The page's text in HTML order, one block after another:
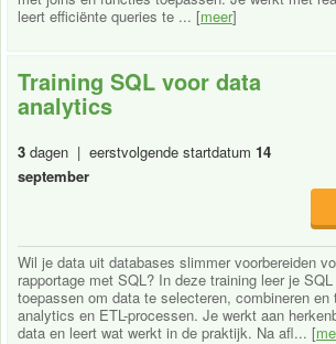
leert efficiënte queries te ... [meer]
Training SQL voor data
analytics
3 dagen | eerstvolgende startdatum 14
september
Wil je data uit databases slimmer voorbereiden
rapportage met SQL? In deze training leer je
toepassen om data te selecteren, combineren en
analytics en ETL-processen. Je werkt aan
data en leert wat werkt in de praktijk. Na afl... [